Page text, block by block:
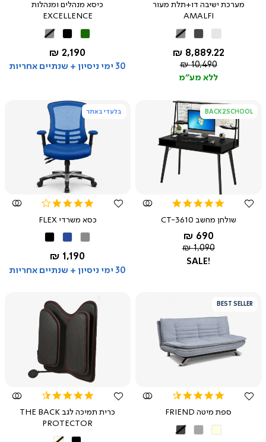
rating
מערכת ישיבה דו+תלת מעור
AMALFI
אפוראפור
החל מ-
8,889.22 ₪
מחיר
רגיל
10,490 ₪
ללא מע"מ
כיסא מנהלים ומנהלות
EXCELLENCE
שחוראפור
החל מ-
2,190 ₪
30 ימי ניסיון + שנתיים אחריות
BACK2SCHOOL
צפייה
מהירה
5.0
rating
שולחן מחשב CT-3610
החל מ-
690 ₪
מחיר
רגיל
1,090 ₪
SALE!
בלעדי באתר
צפייה
מהירה
rating
כסא משרדי FLEX
החל מ-
1,190 ₪
30 ימי ניסיון + שנתיים אחריות
BEST SELLER
צפייה
מהירה
4.4
rating
ספת מיטה FRIEND
אפוראפור
צפייה
מהירה
rating
כרית תמיכה לגב THE BACK
PROTECTOR